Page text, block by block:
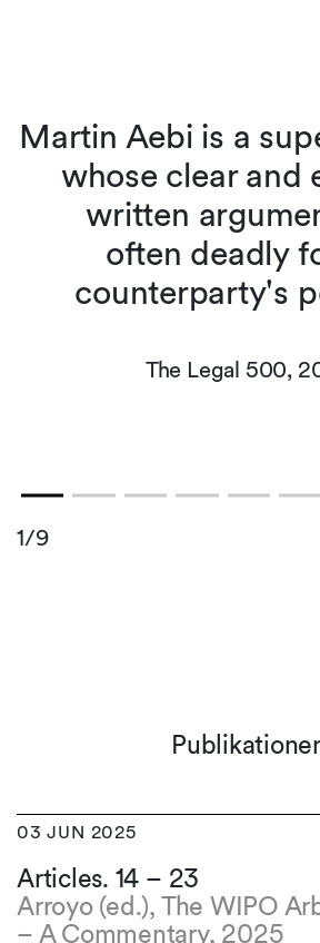
Martin Aebi is a
whose clear and
written
often deadly
counterparty's
The Legal 500,
1/9
03 JUN 2025
Articles. 14 – 23
Arroyo (ed.), The WIPO
– A Commentary, 2025